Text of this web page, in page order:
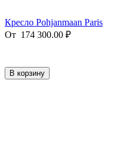
Кресло Pohjanmaan Paris
От 174 300.00 ₽
В корзину